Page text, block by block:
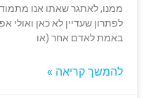
ממנו, לאתגר שאתו אנו
לפתרון שעדיין לא כאן ואולי
באמת לאדם אחר (או
להמשך קריאה »